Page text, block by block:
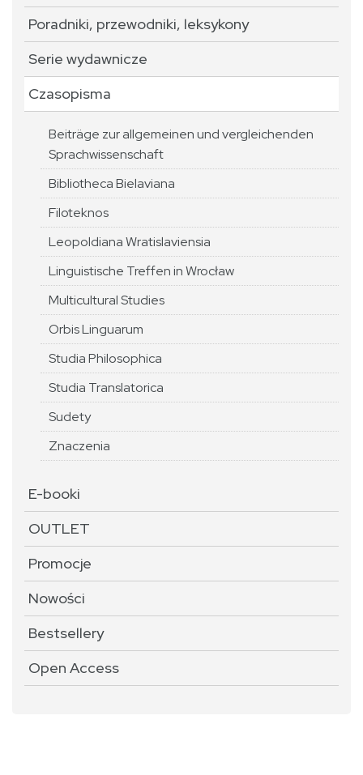
Poradniki, przewodniki, leksykony
Serie wydawnicze
Czasopisma
Beiträge zur allgemeinen und vergleichenden
Sprachwissenschaft
Bibliotheca Bielaviana
Filoteknos
Leopoldiana Wratislaviensia
Linguistische Treffen in Wrocław
Multicultural Studies
Orbis Linguarum
Studia Philosophica
Studia Translatorica
Sudety
Znaczenia
E-booki
OUTLET
Promocje
Nowości
Bestsellery
Open Access